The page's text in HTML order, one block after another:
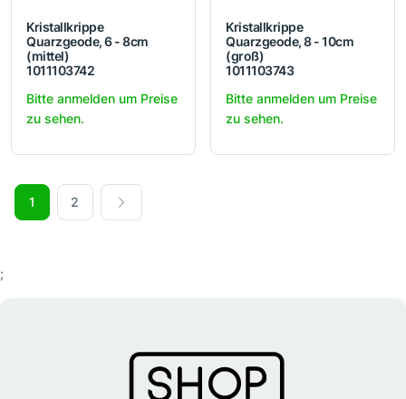
Kristallkrippe
Quarzgeode, 6 - 8cm
(mittel)
1011103742
Bitte anmelden um Preise
zu sehen.
Kristallkrippe
Quarzgeode, 8 - 10cm
(groß)
1011103743
Bitte anmelden um Preise
zu sehen.
1 2
;